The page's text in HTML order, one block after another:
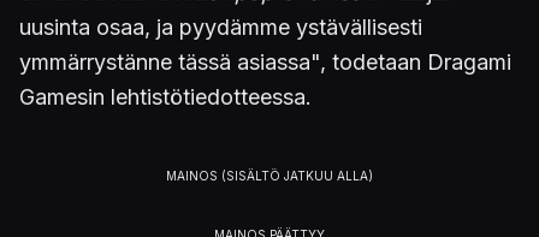
uusinta osaa, ja pyydämme ystävällisesti
ymmärrystänne tässä asiassa", todetaan Dragami
Gamesin lehtistötiedotteessa.